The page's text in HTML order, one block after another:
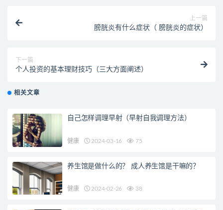
上一篇
膀胱炎有什么症状（ 膀胱炎的症状）
下一篇
个人投资的基本理财技巧（三大方面阐述）
相关文章
自己怎样调理早射（早射自我调理方法）
健康 2024-03-16 75
养生馆是做什么的？ 成人养生馆是干嘛的？
健康 2024-02-26 38